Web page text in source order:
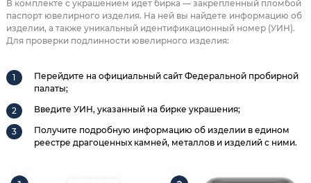
В комплекте с украшением идет бирка — закрепленный пломбой
паспорт ювелирного изделия. На ней вы найдете информацию об
изделии, а также уникальный идентификационный номер (УИН).
Для проверки подлинности ювелирного изделия:
Перейдите на официальный сайт Федеральной пробирной
палаты;
Введите УИН, указанный на бирке украшения;
Получите подробную информацию об изделии в едином
реестре драгоценных камней, металлов и изделий с ними.